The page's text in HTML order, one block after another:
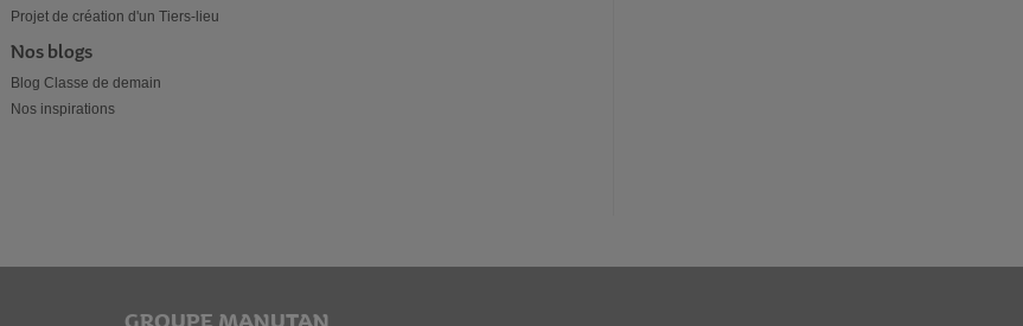
Projet de création d'un Tiers-lieu
Nos blogs
Blog Classe de demain
Nos inspirations